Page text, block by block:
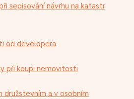
sepisování návrhu na katastr
od developera
při koupi nemovitosti
družstevním a v osobním